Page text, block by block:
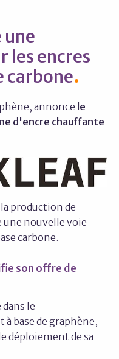
une
les encres
carbone
annonce le
d'encre chauffante
la production de
une nouvelle voie
carbone.
son offre de
le
base de graphène,
déploiement de sa